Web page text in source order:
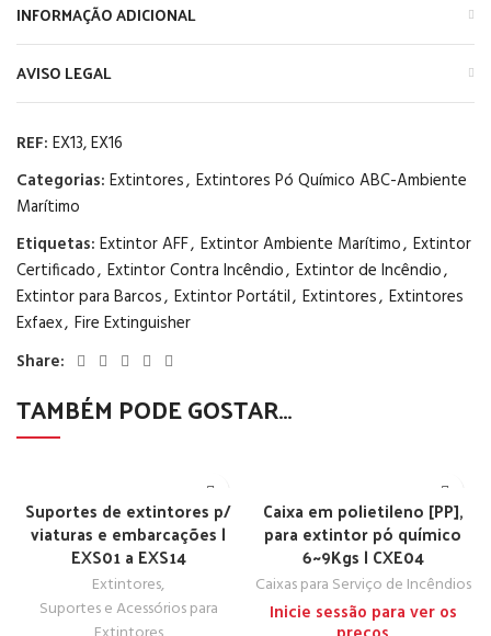
INFORMAÇÃO ADICIONAL
AVISO LEGAL
REF: EX13, EX16
Categorias: Extintores, Extintores Pó Químico ABC-Ambiente
Marítimo
Etiquetas: Extintor AFF, Extintor Ambiente Marítimo, Extintor
Certificado, Extintor Contra Incêndio, Extintor de Incêndio,
Extintor para Barcos, Extintor Portátil, Extintores, Extintores
Exfaex, Fire Extinguisher
Share:
TAMBÉM PODE GOSTAR…
Suportes de extintores p/
viaturas e embarcações |
EXS01 a EXS14
Extintores,
Suportes e Acessórios para
Caixa em polietileno [PP],
para extintor pó químico
6~9Kgs | CXE04
Caixas para Serviço de Incêndios
Inicie sessão para ver os